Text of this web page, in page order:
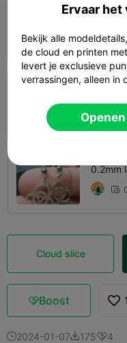
0.2mm


0.2mm

Cloud slice
Boost
2024-01-071754
Ervaar
Bekijk alle
de cloud en printen
levert je exclusieve
verrassingen, alleen in